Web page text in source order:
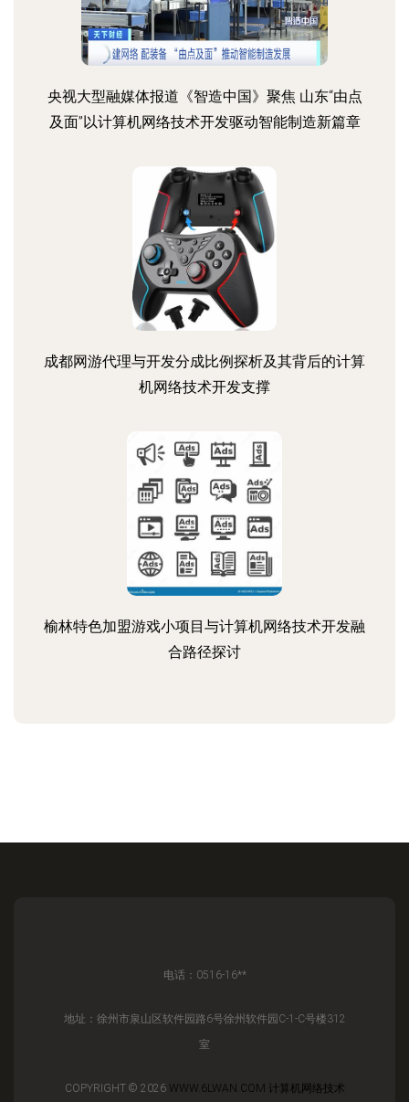
央视大型融媒体报道《智造中国》聚焦 山东“由点
及面”以计算机网络技术开发驱动智能制造新篇章
成都网游代理与开发分成比例探析及其背后的计算
机网络技术开发支撑
榆林特色加盟游戏小项目与计算机网络技术开发融
合路径探讨
电话：0516-16**
地址：徐州市泉山区软件园路6号徐州软件园C-1-C号楼312
室
COPYRIGHT © 2026 WWW.6LWAN.COM 计算机网络技术